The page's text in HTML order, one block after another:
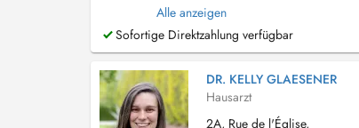
Alle anzeigen
Sofortige Direktzahlung verfügbar
DR. KELLY GLAESENER
Hausarzt
2A, Rue de l'Église,